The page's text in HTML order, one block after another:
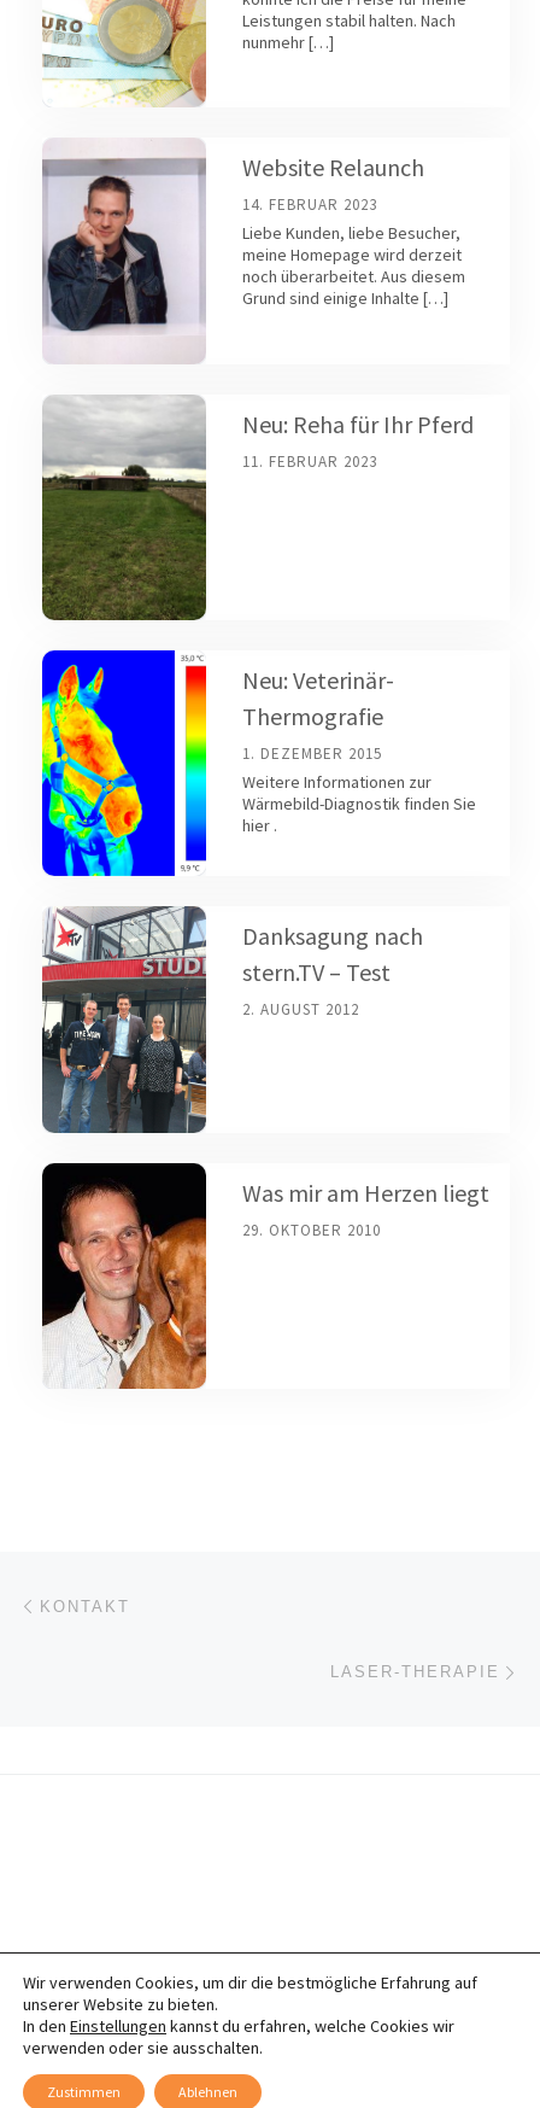
Leistungen stabil halten. Nach
nunmehr […]
Website Relaunch
14. FEBRUAR 2023
Liebe Kunden, liebe Besucher,
meine Homepage wird derzeit
noch überarbeitet. Aus diesem
Grund sind einige Inhalte […]
Neu: Reha für Ihr Pferd
11. FEBRUAR 2023
Neu: Veterinär-
Thermografie
1. DEZEMBER 2015
Weitere Informationen zur
Wärmebild-Diagnostik finden Sie
hier .
Danksagung nach
stern.TV – Test
2. AUGUST 2012
Was mir am Herzen liegt
29. OKTOBER 2010
Beitragsnavigation
KONTAKT
LASER-THERAPIE
© 2026Tierheilpraktikermobil– Alle Rechte vorbehalten
Impressum
Wir verwenden Cookies, um dir die bestmögliche Erfahrung auf
unserer Website zu bieten.
In den Einstellungen kannst du erfahren, welche Cookies wir
verwenden oder sie ausschalten.
Zustimmen Ablehnen